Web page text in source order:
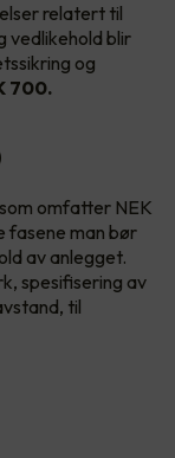
relatert til
vedlikehold blir
og
700.
omfatter NEK
fasene man bør
av anlegget.
spesifisering av
til